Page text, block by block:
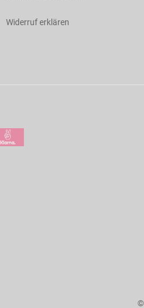
Widerruf erklären
©